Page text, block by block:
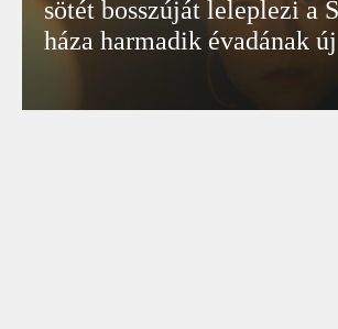
sötét bosszúját leleplezi a
háza harmadik évadának